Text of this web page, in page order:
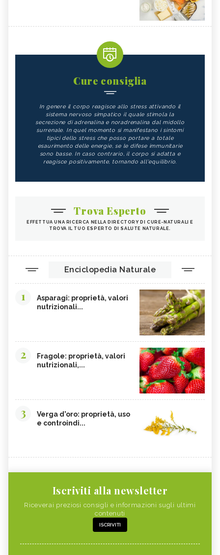
Cure consiglia
In genere il corpo reagisce allo stress attivando il
sistema nervoso simpatico il quale stimola la
secrezione di adrenalina e noradrenalina dal midollo
surrenale. In quel momento si manifestano i sintomi
tipici dello stress che posso portare a totale
esaurimento delle energie, se le difese immunitarie
sono basse. In caso contrario, il corpo si adatta e
reagisce positivamente, tornando all'equilibrio.
Trova Esperto
EFFETTUA UNA RICERCA NELLA DIRECTORY DI CURE-NATURALI E
TROVA IL TUO ESPERTO DI SALUTE NATURALE.
Enciclopedia Naturale
1
Asparagi: proprietà, valori
nutrizionali...
2
Fragole: proprietà, valori
nutrizionali,...
3
Verga d'oro: proprietà, uso
e controindi...
Iscriviti alla newsletter
Riceverai preziosi consigli e informazioni sugli ultimi
contenuti
ISCRIVITI